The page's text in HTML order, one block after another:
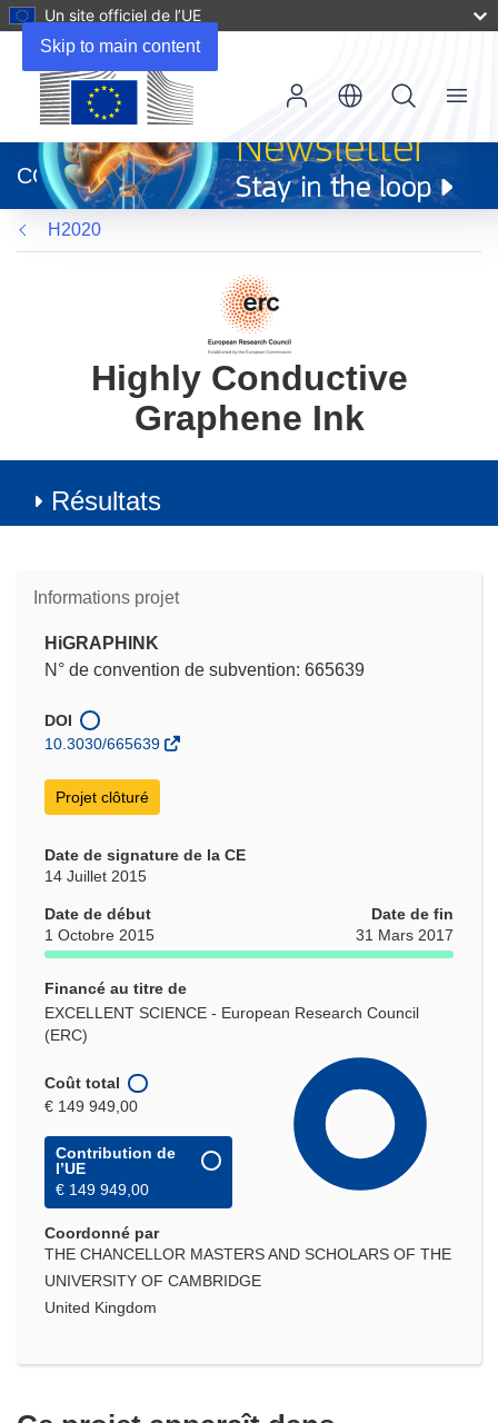
Skip to main content
Un site officiel de l’UE
dans
une
nouvelle
fenêtre)
CORDIS
Menu
H2020
Highly Conductive
Graphene Ink
Résultats
Informations projet
HiGRAPHINK
N° de convention de subvention: 665639
DOI
10.3030/665639
Projet clôturé
Date de signature de la CE
14 Juillet 2015
Date de début
1 Octobre 2015
Date de fin
31 Mars 2017
Financé au titre de
EXCELLENT SCIENCE - European Research Council
(ERC)
Coût total
€ 149 949,00
Contribution de
l’UE
€ 149 949,00
Coordonné par
THE CHANCELLOR MASTERS AND SCHOLARS OF THE
UNIVERSITY OF CAMBRIDGE
United Kingdom